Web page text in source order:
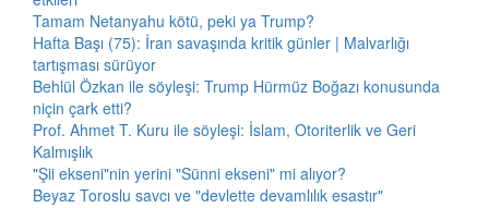
Tamam Netanyahu kötü, peki ya Trump?
Hafta Başı (75): İran savaşında kritik günler | Malvarlığı
tartışması sürüyor
Behlül Özkan ile söyleşi: Trump Hürmüz Boğazı konusunda
niçin çark etti?
Prof. Ahmet T. Kuru ile söyleşi: İslam, Otoriterlik ve Geri
Kalmışlık
"Şii ekseni"nin yerini "Sünni ekseni" mi alıyor?
Beyaz Toroslu savcı ve "devlette devamlılık esastır"